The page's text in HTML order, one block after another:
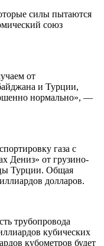
силы пытаются
союз
от
и Турции,
нормально», —
газа с
Дениз» от грузино-
Турции. Общая
долларов.
трубопровода
кубических
кубометров будет